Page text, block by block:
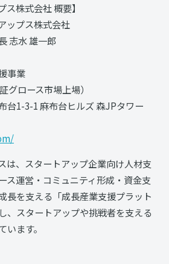
ス株式会社 概要】
ップス株式会社
志水 雄一郎
事業
グロース市場上場）
台1-3-1 麻布台ヒルズ 森JPタワー
は、スタートアップ企業向け人材支
ス運営・コミュニティ形成・資金支
長を支える「成長産業支援プラット
、スタートアップや挑戦者を支える
ます。